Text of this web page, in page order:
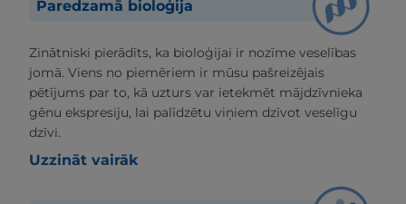
Paredzamā bioloģija
Zinātniski pierādīts, ka bioloģijai ir nozīme veselības
jomā. Viens no piemēriem ir mūsu pašreizējais
pētījums par to, kā uzturs var ietekmēt mājdzīvnieka
gēnu ekspresiju, lai palīdzētu viņiem dzīvot veselīgu
dzīvi.
Uzzināt vairāk